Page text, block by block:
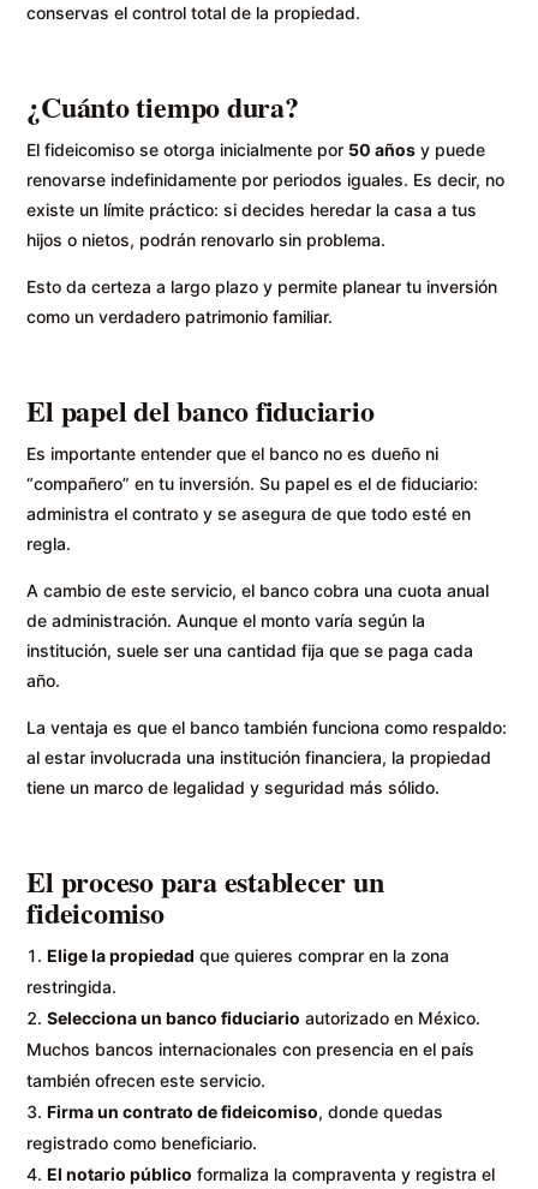
conservas el control total de la propiedad.
¿Cuánto tiempo dura?
El fideicomiso se otorga inicialmente por 50 años y puede
renovarse indefinidamente por periodos iguales. Es decir, no
existe un límite práctico: si decides heredar la casa a tus
hijos o nietos, podrán renovarlo sin problema.
Esto da certeza a largo plazo y permite planear tu inversión
como un verdadero patrimonio familiar.
El papel del banco fiduciario
Es importante entender que el banco no es dueño ni
“compañero” en tu inversión. Su papel es el de fiduciario:
administra el contrato y se asegura de que todo esté en
regla.
A cambio de este servicio, el banco cobra una cuota anual
de administración. Aunque el monto varía según la
institución, suele ser una cantidad fija que se paga cada
año.
La ventaja es que el banco también funciona como respaldo:
al estar involucrada una institución financiera, la propiedad
tiene un marco de legalidad y seguridad más sólido.
El proceso para establecer un
fideicomiso
Elige la propiedad que quieres comprar en la zona
restringida.
Selecciona un banco fiduciario autorizado en México.
Muchos bancos internacionales con presencia en el país
también ofrecen este servicio.
Firma un contrato de fideicomiso, donde quedas
registrado como beneficiario.
El notario público formaliza la compraventa y registra el